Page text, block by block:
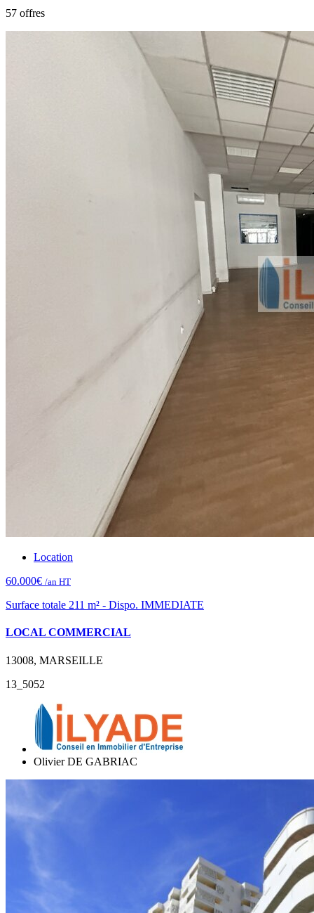
57 offres
Location
60.000€ /an HT
Surface totale 211 m² - Dispo. IMMEDIATE
LOCAL COMMERCIAL
13008, MARSEILLE
13_5052
Olivier DE GABRIAC